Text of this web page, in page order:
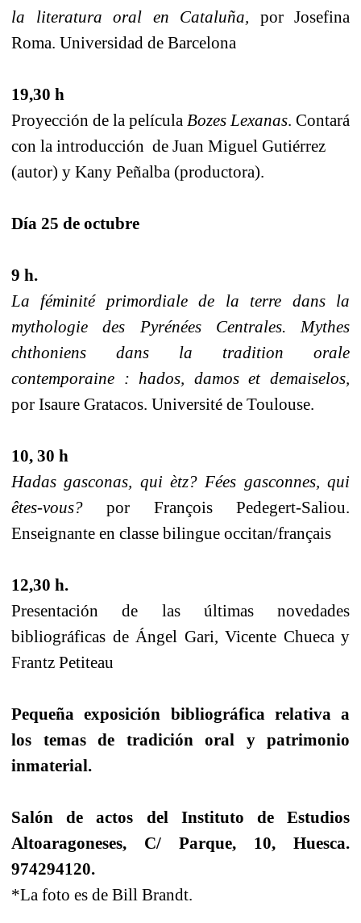
la literatura oral en Cataluña, por Josefina
Roma. Universidad de Barcelona
19,30 h
Proyección de la película Bozes Lexanas. Contará
con la introducción de Juan Miguel Gutiérrez
(autor) y Kany Peñalba (productora).
Día 25 de octubre
9 h.
La féminité primordiale de la terre dans la
mythologie des Pyrénées Centrales. Mythes
chthoniens dans la tradition orale
contemporaine : hados, damos et demaiselos,
por Isaure Gratacos. Université de Toulouse.
10, 30 h
Hadas gasconas, qui ètz? Fées gasconnes, qui
êtes-vous?por François Pedegert-Saliou.
Enseignante en classe bilingue occitan/français
12,30 h.
Presentación de las últimas novedades
bibliográficas de Ángel Gari, Vicente Chueca y
Frantz Petiteau
Pequeña exposición bibliográfica relativa a
los temas de tradición oral y patrimonio
inmaterial.
Salón de actos del Instituto de Estudios
Altoaragoneses, C/ Parque, 10, Huesca.
974294120.
*La foto es de Bill Brandt.